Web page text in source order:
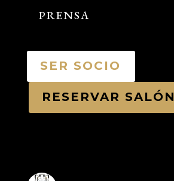
PRENSA
SER SOCIO
RESERVAR SALÓN